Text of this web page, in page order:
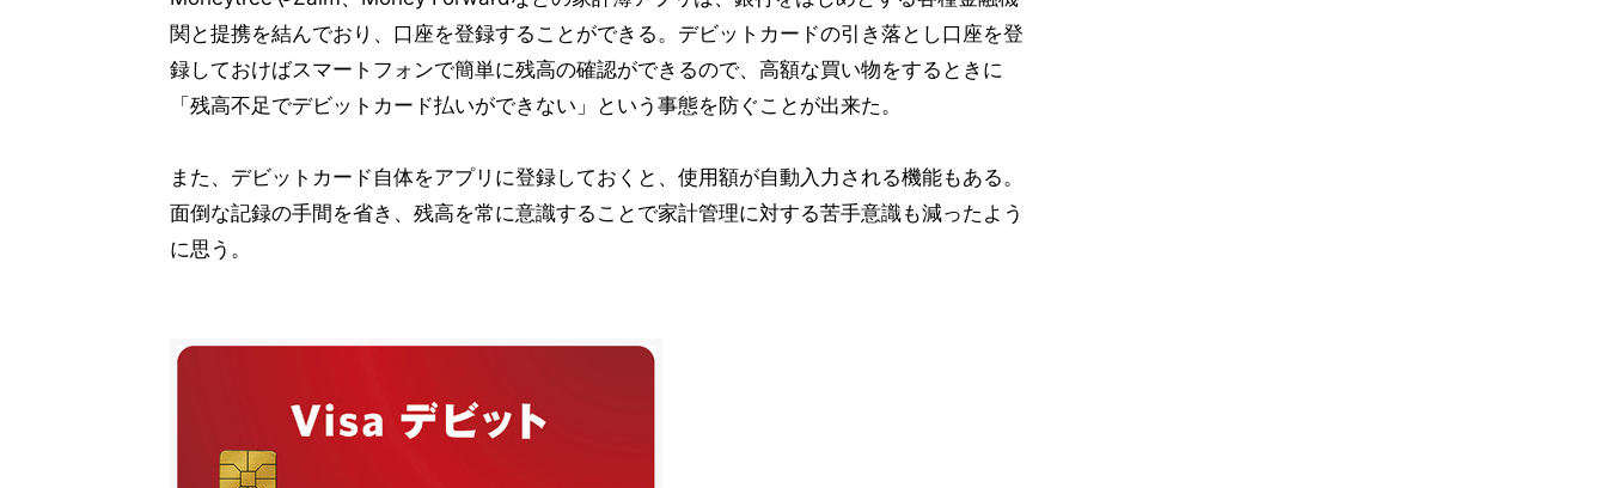
関と提携を結んでおり、口座を登録することができる。デビットカードの引き落とし口座を登
録しておけばスマートフォンで簡単に残高の確認ができるので、高額な買い物をするときに
「残高不足でデビットカード払いができない」という事態を防ぐことが出来た。
また、デビットカード自体をアプリに登録しておくと、使用額が自動入力される機能もある。
面倒な記録の手間を省き、残高を常に意識することで家計管理に対する苦手意識も減ったよう
に思う。